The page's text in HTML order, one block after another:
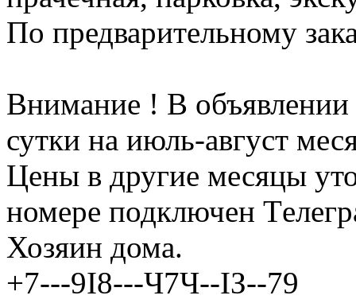
По предварительному
Внимание ! В объявлении
сутки на июль-август
Цены в другие месяцы
номере подключен
Хозяин дома.
+7---9I8---Ч7Ч--IЗ--79